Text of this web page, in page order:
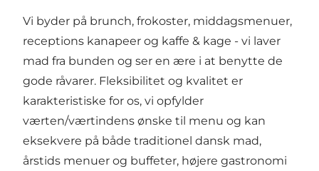
Vi byder på brunch, frokoster, middagsmenuer,
receptions kanapeer og kaffe & kage - vi laver
mad fra bunden og ser en ære i at benytte de
gode råvarer. Fleksibilitet og kvalitet er
karakteristiske for os, vi opfylder
værten/værtindens ønske til menu og kan
eksekvere på både traditionel dansk mad,
årstids menuer og buffeter, højere gastronomi